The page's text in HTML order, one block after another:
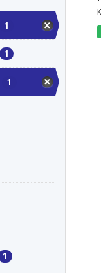
1
1
1
1